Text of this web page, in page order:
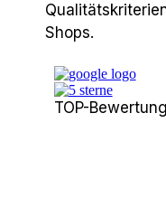
Shops.
TOP-